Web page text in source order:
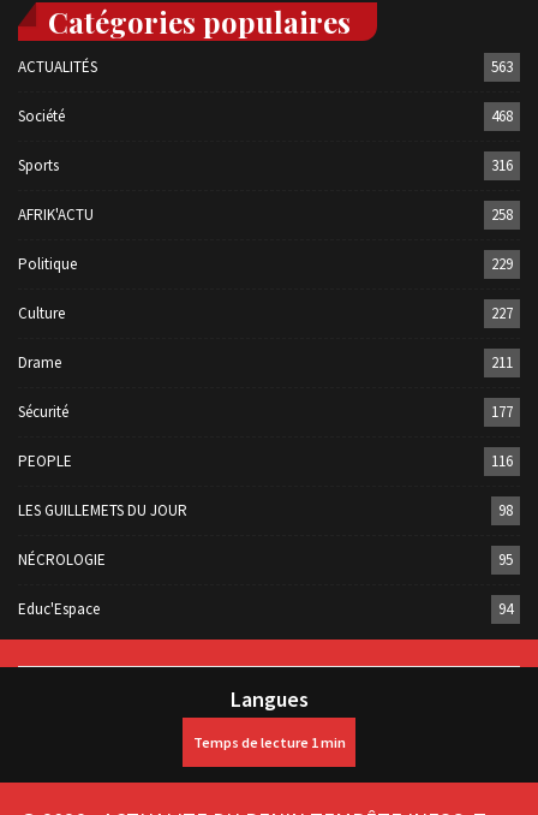
Catégories populaires
ACTUALITÉS 563
Société 468
Sports 316
AFRIK'ACTU 258
Politique 229
Culture 227
Drame 211
Sécurité 177
PEOPLE 116
LES GUILLEMETS DU JOUR 98
NÉCROLOGIE 95
Educ'Espace 94
Langues